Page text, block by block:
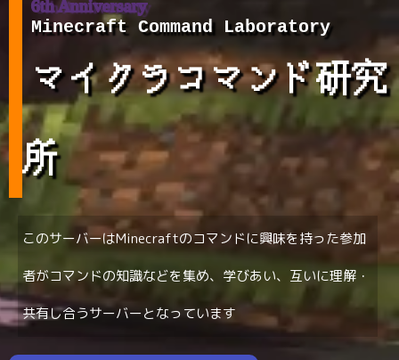
6th Anniversary
Minecraft Command Laboratory
マイクラコマンド研究
所
このサーバーはMinecraftのコマンドに興味を持った参加
者がコマンドの知識などを集め、学びあい、互いに理解・
共有し合うサーバーとなっています